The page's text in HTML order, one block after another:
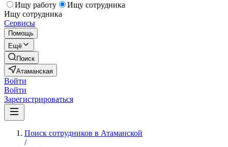
Ищу работу
Ищу сотрудника
Ищу сотрудника
Сервисы
Помощь
Ещё
Поиск
Атаманская
Войти
Войти
Зарегистрироваться
Поиск сотрудников в Атаманской
/